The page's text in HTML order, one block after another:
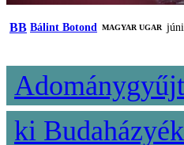
BB Bálint Botond MAGYAR UGAR
ki